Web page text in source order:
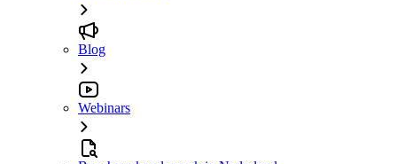
Blog
Webinars